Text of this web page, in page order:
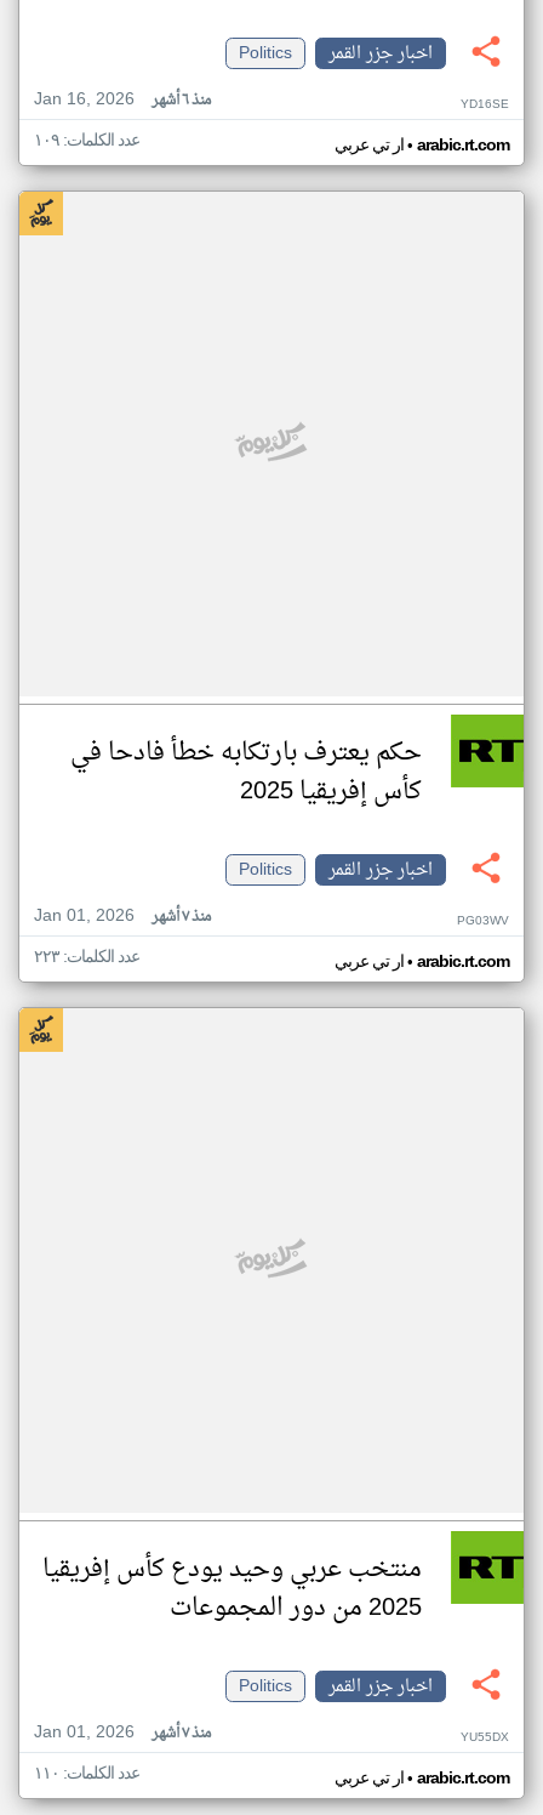
اخبار جزر القمر
Politics
Jan 16, 2026
منذ ٦ أشهر YD16SE
ار تي عربي• arabic.rt.com عدد الكلمات: ١٠٩
حكم يعترف بارتكابه خطأ فادحا في
كأس إفريقيا 2025
اخبار جزر القمر
Politics
Jan 01, 2026
منذ ٧ أشهر PG03WV
ار تي عربي• arabic.rt.com عدد الكلمات: ٢٢٣
منتخب عربي وحيد يودع كأس إفريقيا
2025 من دور المجموعات
اخبار جزر القمر
Politics
Jan 01, 2026
منذ ٧ أشهر YU55DX
ار تي عربي• arabic.rt.com عدد الكلمات: ١١٠